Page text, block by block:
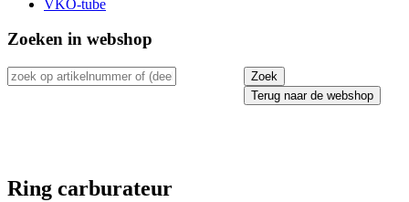
VKO-tube
Zoeken in webshop
Terug naar de webshop
Ring carburateur